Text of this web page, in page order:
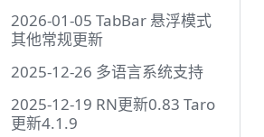
2026-01-05 TabBar 悬浮模式
其他常规更新
2025-12-26 多语言系统支持
2025-12-19 RN更新0.83 Taro
更新4.1.9